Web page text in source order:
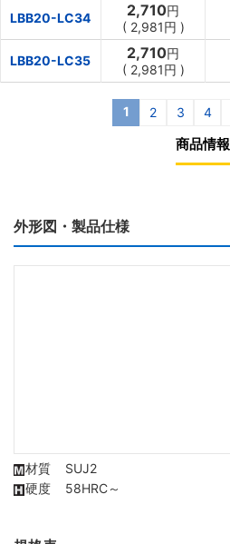
LBB20-LC34 2,710円
( 2,981円 )
LBB20-LC35 2,710円
( 2,981円 )
1 2 3 4
商品情報
外形図・製品仕様
材質 SUJ2
硬度 58HRC～